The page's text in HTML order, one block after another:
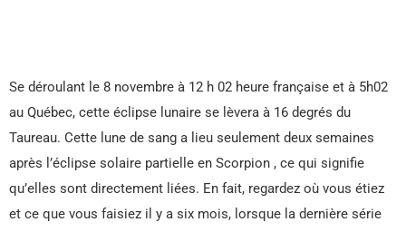
Se déroulant le 8 novembre à 12 h 02 heure française et à 5h02
au Québec, cette éclipse lunaire se lèvera à 16 degrés du
Taureau. Cette lune de sang a lieu seulement deux semaines
après l’éclipse solaire partielle en Scorpion , ce qui signifie
qu’elles sont directement liées. En fait, regardez où vous étiez
et ce que vous faisiez il y a six mois, lorsque la dernière série